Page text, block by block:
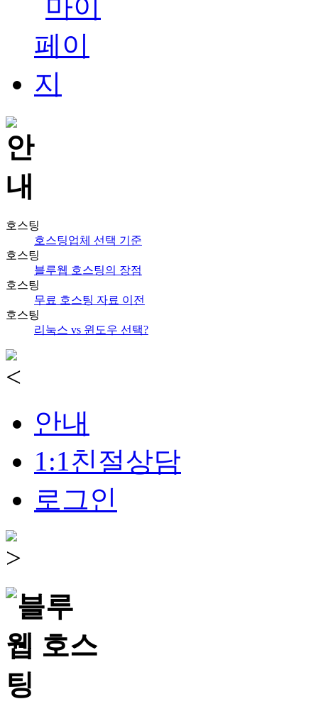
호스팅
호스팅업체 선택 기준
호스팅
블루웹 호스팅의 장점
호스팅
무료 호스팅 자료 이전
호스팅
리눅스 vs 윈도우 선택?
안내
1:1친절상담
로그인